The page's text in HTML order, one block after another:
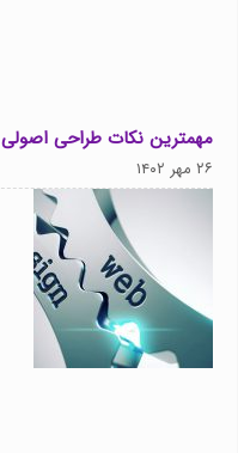
مهمترین نکات طراحی
۲۶ مهر ۱۴۰۲